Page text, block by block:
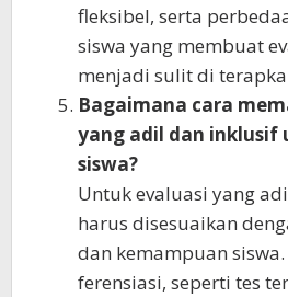
fleksibel, serta
siswa yang membuat
menjadi sulit di
Bagaimana cara
yang adil dan inklusif
siswa?
Untuk evaluasi yang
harus disesuaikan
dan kemampuan
ferensiasi, seperti tes